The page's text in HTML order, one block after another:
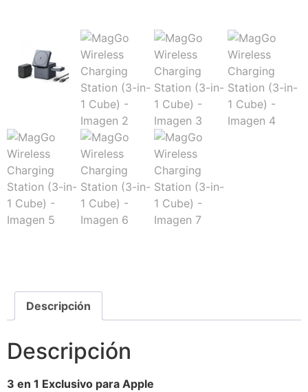
Descripción
Descripción
3 en 1 Exclusivo para Apple